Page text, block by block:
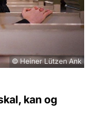
© Heiner Lützen Ank
kan og